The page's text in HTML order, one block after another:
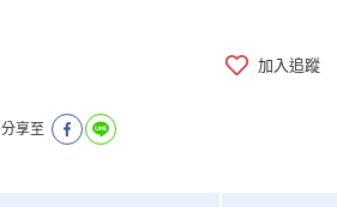
加入追蹤
分享至